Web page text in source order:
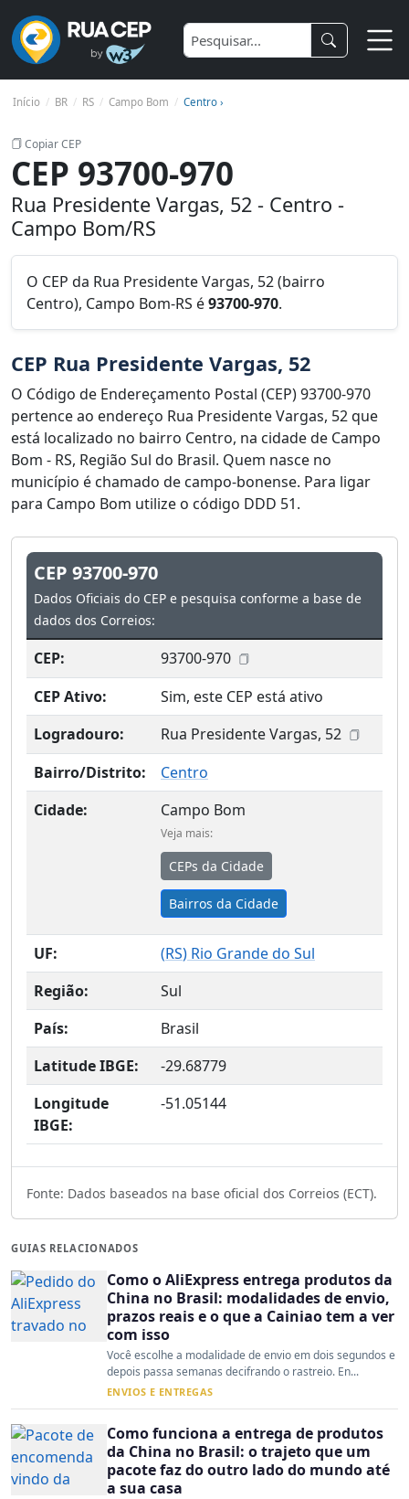
Início BR RS Campo Bom Centro ›
Copiar CEP
CEP 93700-970
Rua Presidente Vargas, 52 - Centro -
Campo Bom/RS
O CEP da Rua Presidente Vargas, 52 (bairro
Centro), Campo Bom-RS é93700-970.
CEP Rua Presidente Vargas, 52
O Código de Endereçamento Postal (CEP) 93700-970
pertence ao endereço Rua Presidente Vargas, 52 que
está localizado no bairro Centro, na cidade de Campo
Bom - RS, Região Sul do Brasil. Quem nasce no
município é chamado de campo-bonense. Para ligar
para Campo Bom utilize o código DDD 51.
CEP 93700-970
Dados Oficiais do CEP e pesquisa conforme a base de
dados dos Correios:
CEP:
93700-970
CEP Ativo:
Sim, este CEP está ativo
Logradouro:
Rua Presidente Vargas, 52
Bairro/Distrito:
Centro
Cidade:
Campo Bom
Veja mais:
CEPs da Cidade
Bairros da Cidade
UF: (RS) Rio Grande do Sul
Região:
Sul
País:
Brasil
Latitude IBGE:
-29.68779
Longitude
IBGE:
-51.05144
Fonte: Dados baseados na base oficial dos Correios (ECT).
GUIAS RELACIONADOS
Como o AliExpress entrega produtos da
China no Brasil: modalidades de envio,
prazos reais e o que a Cainiao tem a ver
com isso
Você escolhe a modalidade de envio em dois segundos e
depois passa semanas decifrando o rastreio. En...
ENVIOS E ENTREGAS
Como funciona a entrega de produtos
da China no Brasil: o trajeto que um
pacote faz do outro lado do mundo até
a sua casa